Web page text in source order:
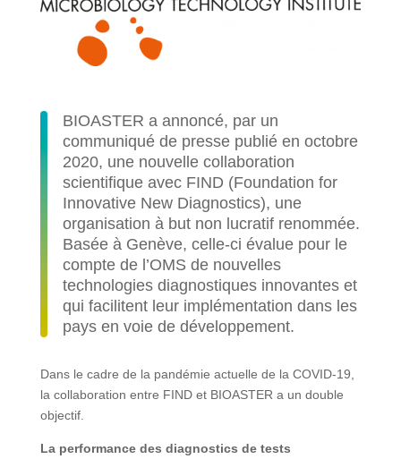
BIOASTER a annoncé, par un
communiqué de presse publié en octobre
2020, une nouvelle collaboration
scientifique avec FIND (Foundation for
Innovative New Diagnostics), une
organisation à but non lucratif renommée.
Basée à Genève, celle-ci évalue pour le
compte de l’OMS de nouvelles
technologies diagnostiques innovantes et
qui facilitent leur implémentation dans les
pays en voie de développement.
Dans le cadre de la pandémie actuelle de la COVID-19,
la collaboration entre FIND et BIOASTER a un double
objectif.
La performance des diagnostics de tests